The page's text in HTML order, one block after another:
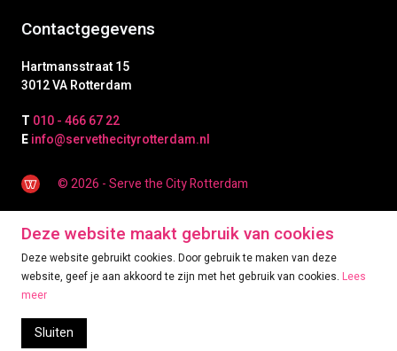
Contactgegevens
Hartmansstraat 15
3012 VA Rotterdam
T 010 - 466 67 22
Einfo@servethecityrotterdam.nl
© 2026 - Serve the City Rotterdam
Deze website maakt gebruik van cookies
Deze website gebruikt cookies. Door gebruik te maken van deze
website, geef je aan akkoord te zijn met het gebruik van cookies. Lees
meer
Sluiten